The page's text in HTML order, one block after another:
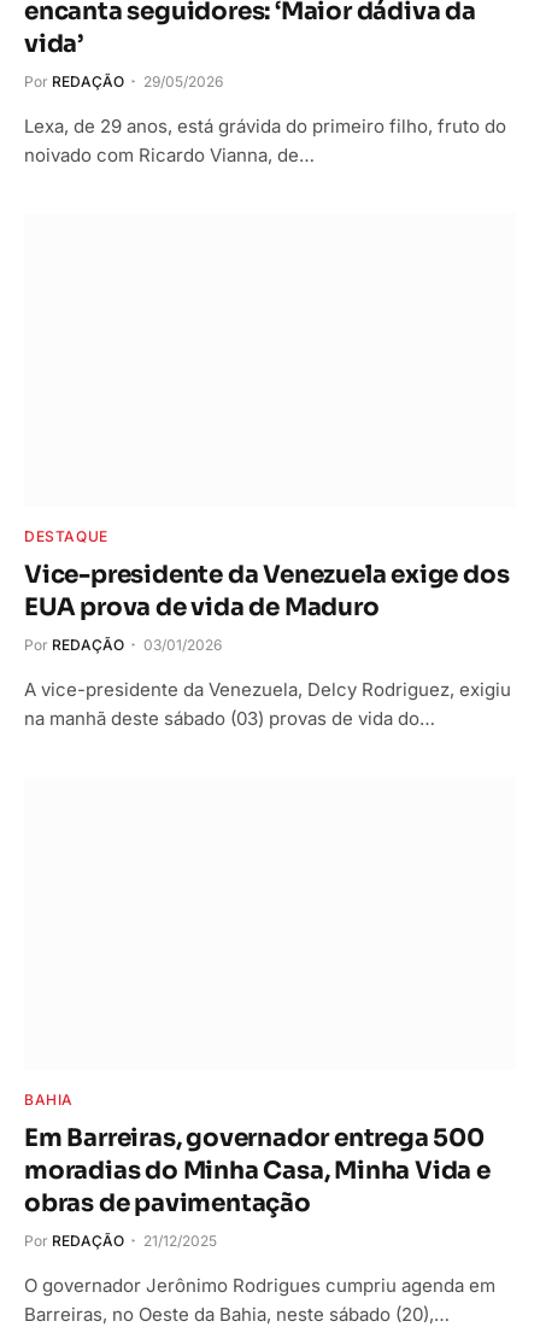
encanta seguidores: ‘Maior dádiva da
vida’
Por REDAÇÃO 29/05/2026
Lexa, de 29 anos, está grávida do primeiro filho, fruto do
noivado com Ricardo Vianna, de…
DESTAQUE
Vice-presidente da Venezuela exige dos
EUA prova de vida de Maduro
Por REDAÇÃO 03/01/2026
A vice-presidente da Venezuela, Delcy Rodriguez, exigiu
na manhã deste sábado (03) provas de vida do…
BAHIA
Em Barreiras, governador entrega 500
moradias do Minha Casa, Minha Vida e
obras de pavimentação
Por REDAÇÃO 21/12/2025
O governador Jerônimo Rodrigues cumpriu agenda em
Barreiras, no Oeste da Bahia, neste sábado (20),…